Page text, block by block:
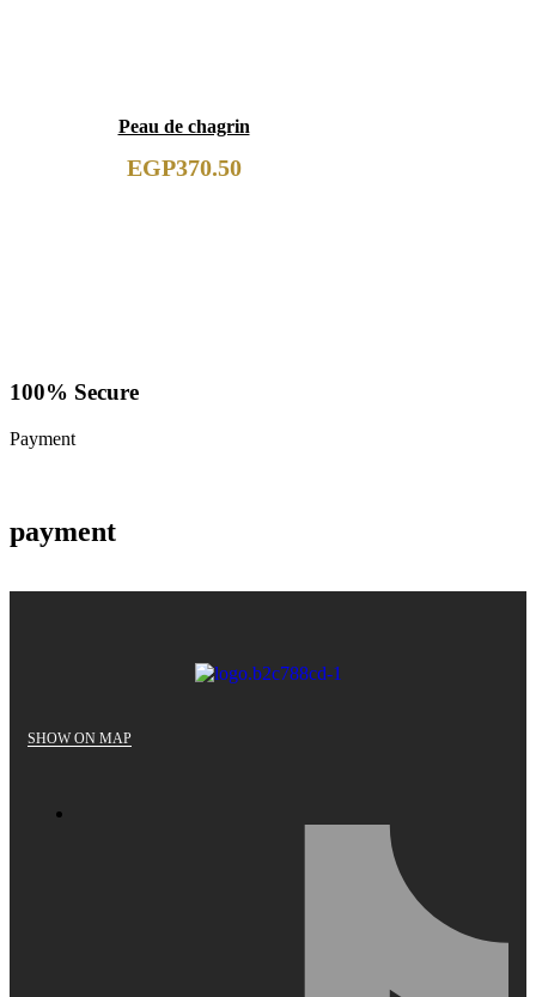
Peau de chagrin
EGP370.50
100% Secure
Payment
payment
SHOW ON MAP